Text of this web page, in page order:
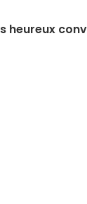
heureux